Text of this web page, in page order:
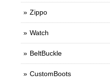
Zippo
Watch
BeltBuckle
CustomBoots